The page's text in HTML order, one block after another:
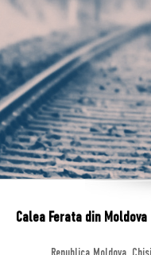
Calea Ferata din Moldova